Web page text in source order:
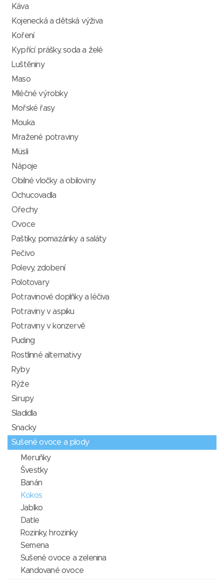
Káva
Kojenecká a dětská výživa
Koření
Kypřící prášky, soda a želé
Luštěniny
Maso
Mléčné výrobky
Mořské řasy
Mouka
Mražené potraviny
Müsli
Nápoje
Obilné vločky a obiloviny
Ochucovadla
Ořechy
Ovoce
Paštiky, pomazánky a saláty
Pečivo
Polevy, zdobení
Polotovary
Potravinové doplňky a léčiva
Potraviny v aspiku
Potraviny v konzervě
Puding
Rostlinné alternativy
Ryby
Rýže
Sirupy
Sladidla
Snacky
Sušené ovoce a plody
Meruňky
Švestky
Banán
Kokos
Jablko
Datle
Rozinky, hrozinky
Semena
Sušené ovoce a zelenina
Kandované ovoce